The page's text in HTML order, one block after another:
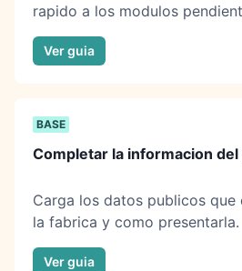
rapido a los modulos
Ver guia
BASE
Completar la informacion
Carga los datos publicos que
la fabrica y como presentarla.
Ver guia